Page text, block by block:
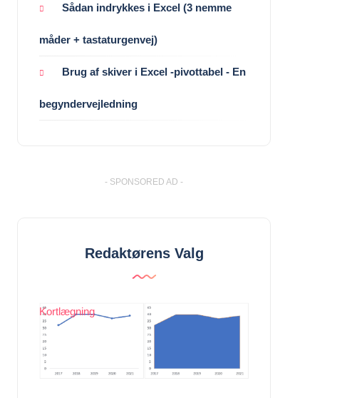
Sådan indrykkes i Excel (3 nemme
måder + tastaturgenvej)
Brug af skiver i Excel -pivottabel - En
begyndervejledning
- SPONSORED AD -
Redaktørens Valg
Kortlægning